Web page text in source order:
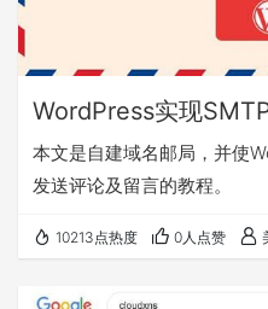
WordPress实现
本文是自建域名邮局，并使
发送评论及留言的教程。
10213点热度 0人点赞